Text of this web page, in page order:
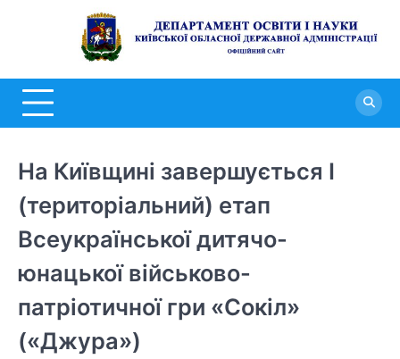
На Київщині завершується I
(територіальний) етап
Всеукраїнської дитячо-
юнацької військово-
патріотичної гри «Сокіл»
(«Джура»)